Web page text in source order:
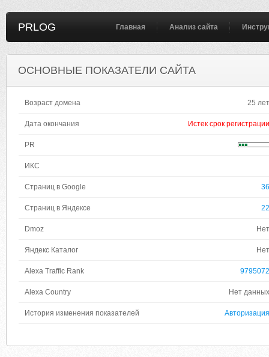
PRLOG Главная Анализ сайта
ОСНОВНЫЕ ПОКАЗАТЕЛИ САЙТА
Возраст домена 25 лет
Дата окончания Истек срок регистрации
PR
ИКС
Страниц в Google 36
Страниц в Яндексе 22
Dmoz Нет
Яндекс Каталог Нет
Alexa Traffic Rank 9795072
Alexa Country Нет данных
История изменения показателей Авторизация